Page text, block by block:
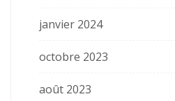
janvier 2024
octobre 2023
août 2023